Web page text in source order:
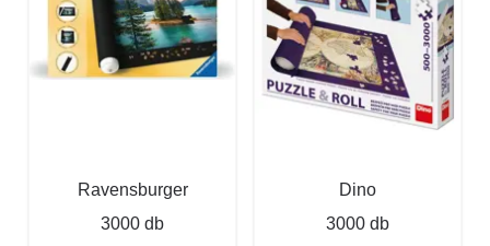
Ravensburger
3000 db
Dino
3000 db